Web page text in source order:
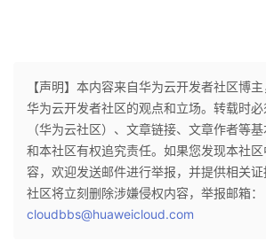
【声明】本内容来自华为云开发者社区博
华为云开发者社区的观点和立场。转载时
（华为云社区）、文章链接、文章作者等
和本社区有权追究责任。如果您发现本社
容，欢迎发送邮件进行举报，并提供相关
社区将立刻删除涉嫌侵权内容，举报邮箱：
cloudbbs@huaweicloud.com